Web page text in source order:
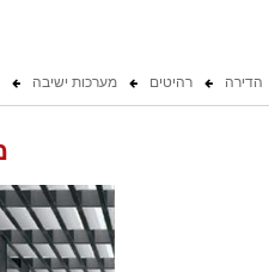
הדירה רהיטים מערכות ישיבה